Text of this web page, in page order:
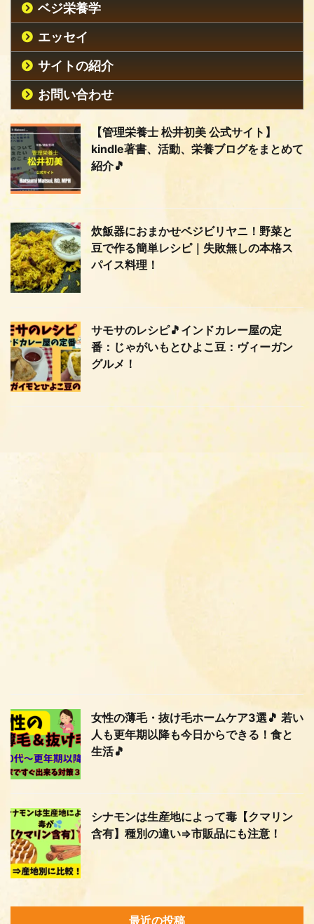
ベジ栄養学
エッセイ
サイトの紹介
お問い合わせ
【管理栄養士 松井初美 公式サイト】
kindle著書、活動、栄養ブログをまとめて
紹介🎵
炊飯器におまかせベジビリヤニ！野菜と
豆で作る簡単レシピ｜失敗無しの本格ス
パイス料理！
サモサのレシピ🎵インドカレー屋の定
番：じゃがいもとひよこ豆：ヴィーガン
グルメ！
女性の薄毛・抜け毛ホームケア3選🎵 若い
人も更年期以降も今日からできる！食と
生活🎵
シナモンは生産地によって毒【クマリン
含有】種別の違い⇒市販品にも注意！
最近の投稿